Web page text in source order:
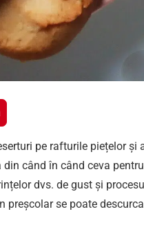
pe rafturile piețelor și
când în când ceva
dvs. de gust și
preșcolar se poate